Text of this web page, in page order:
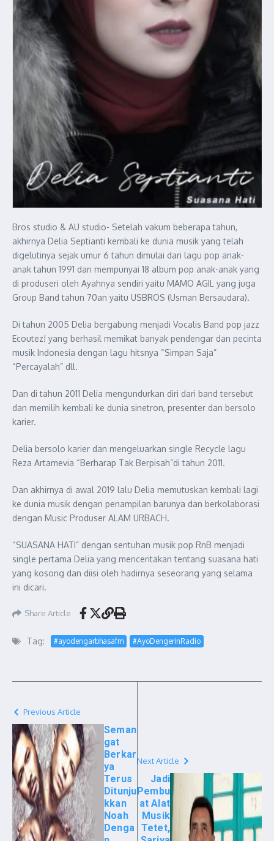
Bros studio & AU studio- Setelah vakum beberapa tahun,
akhirnya Delia Septianti kembali ke dunia musik yang telah
digelutinya sejak umur 6 tahun dimulai dari lagu pop anak-
anak tahun 1991 dan mempunyai 18 album pop anak-anak yang
di produseri oleh Ayahnya sendiri yaitu MAMO AGIL yang juga
Group Band tahun 70an yaitu USBROS (Usman Bersaudara).
Di tahun 2005 Delia bergabung menjadi Vocalis Band pop jazz
Ecoutez! yang berhasil memikat banyak pendengar dan pecinta
musik Indonesia dengan lagu hitsnya “Simpan Saja”
“Percayalah” dll.
Dan di tahun 2011 Delia mengundurkan diri dari band tersebut
dan memilih kembali ke dunia sinetron, presenter dan bersolo
karier.
Delia bersolo karier dan mengeluarkan single Recycle lagu
Reza Artamevia “Berharap Tak Berpisah”di tahun 2011.
Dan akhirnya di awal 2019 lalu Delia memutuskan kembali lagi
ke dunia musik dengan penampilan barunya dan berkolaborasi
dengan Music Produser ALAM URBACH.
“SUASANA HATI” dengan sentuhan musik pop RnB menjadi
single pertama Delia yang menceritakan tentang suasana hati
yang kosong dan diisi oleh hadirnya seseorang yang selama
ini dicari.
Share Article
Tag: #ayodengarbhasafm #AyoDengerinRadio
Previous Article
Seman
gat
Berkar
ya
Terus
Ditunju
kkan
Noah
Denga
Next Article
Jadi
Pembu
at Alat
Musik
Tetet,